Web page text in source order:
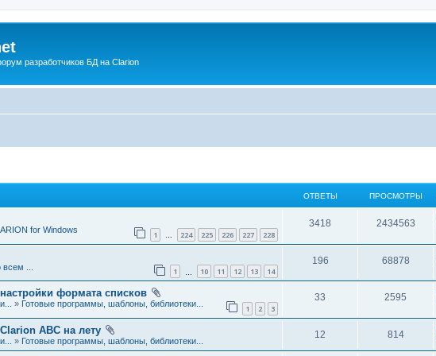
разработчиков БД на Clarion
ОТВЕТЫ ПРОСМОТРЫ
1 … 224 225 226 227 228
for Windows
3418
т
е
2434563П
р
с
1 10 11 12 13 14
...
196О
т
е
68878П
р
с
формата списков
1 2 3
» Готовые программы, шаблоны, библиотеки...
33
т
2595
р
ABC на лету
» Готовые программы, шаблоны, библиотеки...
12 814П